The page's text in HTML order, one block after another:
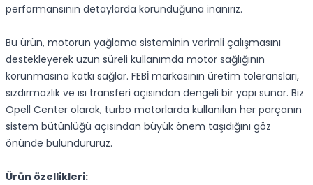
performansının detaylarda korunduğuna inanırız.
Bu ürün, motorun yağlama sisteminin verimli çalışmasını
destekleyerek uzun süreli kullanımda motor sağlığının
korunmasına katkı sağlar. FEBİ markasının üretim toleransları,
sızdırmazlık ve ısı transferi açısından dengeli bir yapı sunar. Biz
Opell Center olarak, turbo motorlarda kullanılan her parçanın
sistem bütünlüğü açısından büyük önem taşıdığını göz
önünde bulundururuz.
Ürün özellikleri: